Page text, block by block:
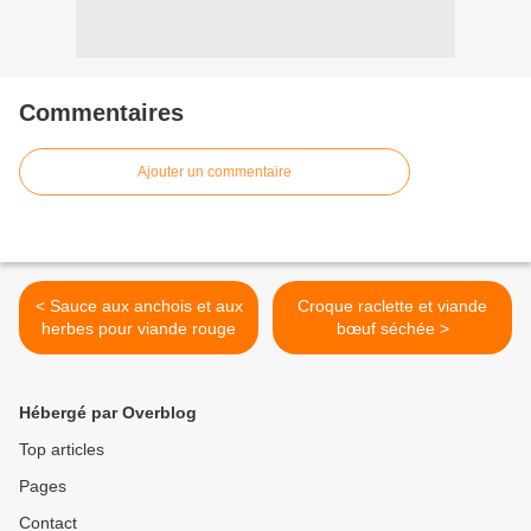
Commentaires
Ajouter un commentaire
< Sauce aux anchois et aux
herbes pour viande rouge
Croque raclette et viande
bœuf séchée >
Hébergé par Overblog
Top articles
Pages
Contact